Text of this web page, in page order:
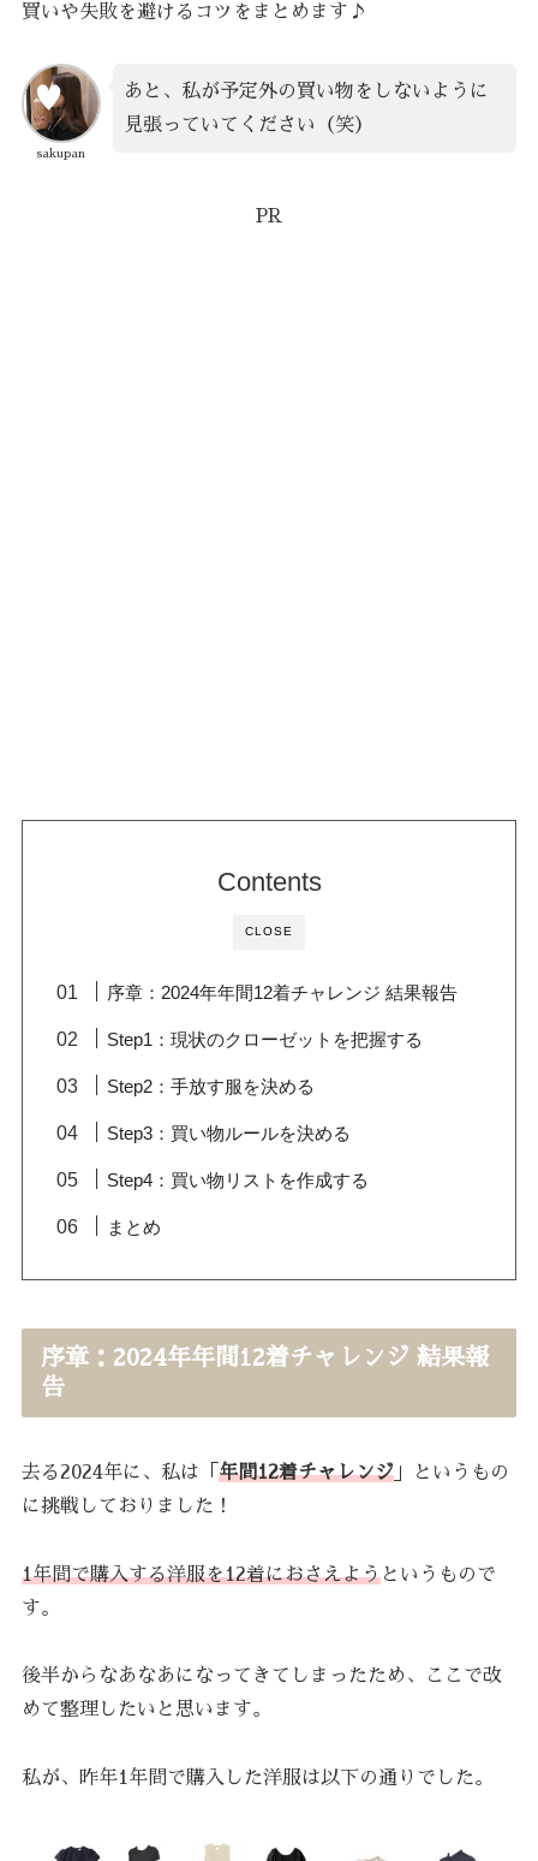
買いや失敗を避けるコツをまとめます♪
sakupan
あと、私が予定外の買い物をしないように
見張っていてください（笑）
PR
CLOSE
Contents
序章：2024年年間12着チャレンジ 結果報告
Step1：現状のクローゼットを把握する
Step2：手放す服を決める
Step3：買い物ルールを決める
Step4：買い物リストを作成する
まとめ
序章：2024年年間12着チャレンジ 結果報
告
去る2024年に、私は「年間12着チャレンジ 」というもの
に挑戦しておりました！
1年間で購入する洋服を12着におさえようというもので
す。
後半からなあなあになってきてしまったため、ここで改
めて整理したいと思います。
私が、昨年1年間で購入した洋服は以下の通りでした。